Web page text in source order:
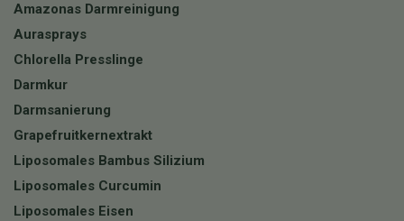
Amazonas Darmreinigung
Aurasprays
Chlorella Presslinge
Darmkur
Darmsanierung
Grapefruitkernextrakt
Liposomales Bambus Silizium
Liposomales Curcumin
Liposomales Eisen